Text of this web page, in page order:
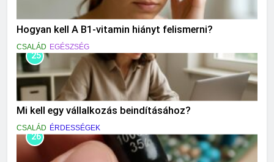
Hogyan kell A B1-vitamin hiányt felismerni?
CSALÁD EGÉSZSÉG
25
Mi kell egy vállalkozás beindításához?
CSALÁD ÉRDESSÉGEK
26